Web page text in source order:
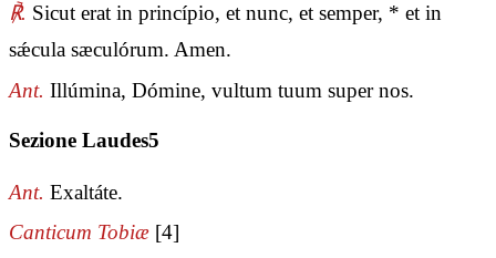
℟. Sicut erat in princípio, et nunc, et semper, * et in
sǽcula sæculórum. Amen.
Ant. Illúmina, Dómine, vultum tuum super nos.
Sezione Laudes5
Ant. Exaltáte.
Canticum Tobiæ [4]